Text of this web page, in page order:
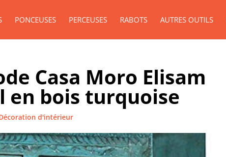
PONCEUSES PERCEUSES RABOTS AUTRES OUTILS
Casa Moro Elisam
en bois turquoise
d'intérieur